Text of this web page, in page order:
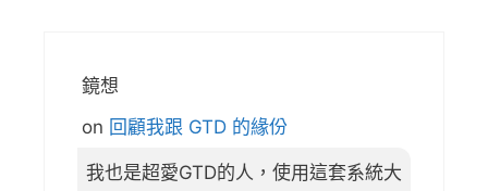
鏡想
on 回顧我跟 GTD 的緣份
我也是超愛GTD的人，使用這套系統大